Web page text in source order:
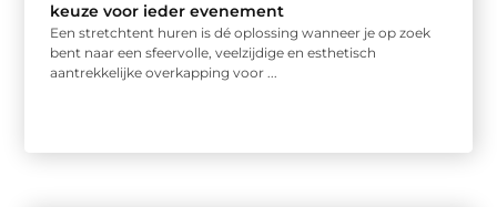
keuze voor ieder evenement
Een stretchtent huren is dé oplossing wanneer je op zoek
bent naar een sfeervolle, veelzijdige en esthetisch
aantrekkelijke overkapping voor ...